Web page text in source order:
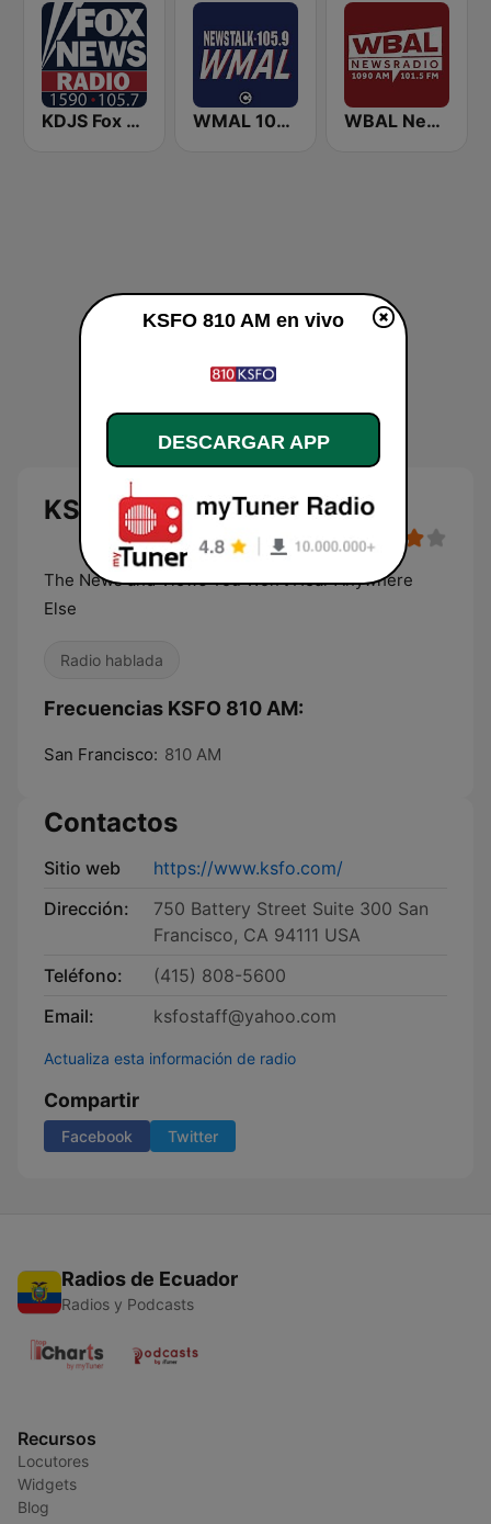
KDJS Fox News Radio 1590 / 105.7 WMAL 105.9 FM WBAL News Radio
KSFO 810 AM
The News and Views You Won't Hear Anywhere
Else
Radio hablada
Frecuencias KSFO 810 AM:
San Francisco: 810 AM
Contactos
Sitio web
https://www.ksfo.com/
Dirección:
750 Battery Street Suite 300 San
Francisco, CA 94111 USA
Teléfono:
(415) 808-5600
Email:
ksfostaff@yahoo.com
Actualiza esta información de radio
Compartir
Facebook Twitter
Radios de Ecuador
Radios y Podcasts
Recursos
Locutores
Widgets
Blog
KSFO 810 AM en vivo
DESCARGAR APP